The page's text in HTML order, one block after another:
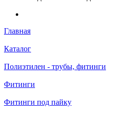
Главная
Каталог
Полиэтилен - трубы, фитинги
Фитинги
Фитинги под пайку